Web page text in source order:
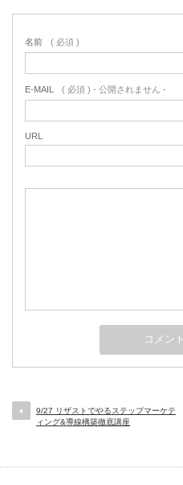
名前 ( 必須 )
E-MAIL ( 必須 ) - 公開されません -
URL
9/27 リザストでやるステップマーケテ
ィング&導線構築徹底講座